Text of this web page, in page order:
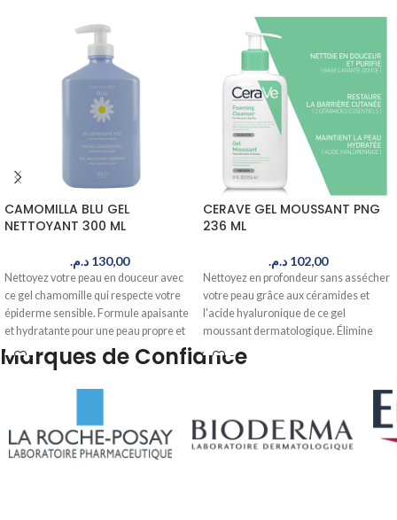
CAMOMILLA BLU GEL
NETTOYANT 300 ML
130,00 د.م.
Nettoyez votre peau en douceur avec
ce gel chamomille qui respecte votre
épiderme sensible. Formule apaisante
et hydratante pour une peau propre et
confortable. Livré en 24-48h au Maroc.
CERAVE GEL MOUSSANT PNG
236 ML
102,00 د.م.
Nettoyez en profondeur sans assécher
votre peau grâce aux céramides et
l'acide hyaluronique de ce gel
moussant dermatologique. Élimine
sébum et impuretés tout en préservant
votre barrière cutanée. Livré en 24-48h
Marques de Confiance